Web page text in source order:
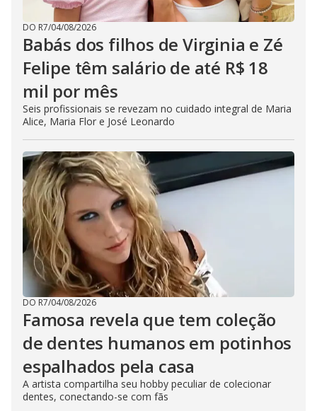
DO R7/04/08/2026
Babás dos filhos de Virginia e Zé
Felipe têm salário de até R$ 18
mil por mês
Seis profissionais se revezam no cuidado integral de Maria
Alice, Maria Flor e José Leonardo
DO R7/04/08/2026
Famosa revela que tem coleção
de dentes humanos em potinhos
espalhados pela casa
A artista compartilha seu hobby peculiar de colecionar
dentes, conectando-se com fãs